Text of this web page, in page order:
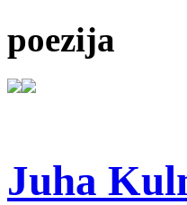
poezija
Juha